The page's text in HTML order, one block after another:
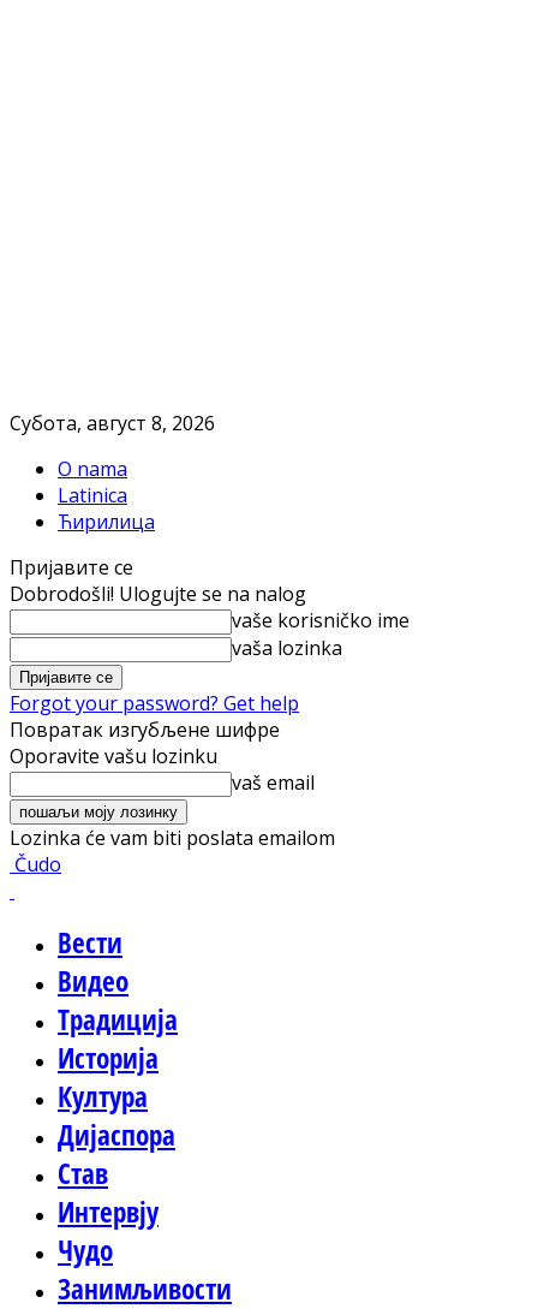
Субота, август 8, 2026
O nama
Latinica
Ћирилица
Пријавите се
Dobrodošli! Ulogujte se na nalog
vaše korisničko ime
vaša lozinka
Forgot your password? Get help
Повратак изгубљене шифре
Oporavite vašu lozinku
vaš email
Lozinka će vam biti poslata emailom
Čudo
Вести
Видео
Традиција
Историја
Култура
Дијаспора
Став
Интервју
Чудо
Занимљивости